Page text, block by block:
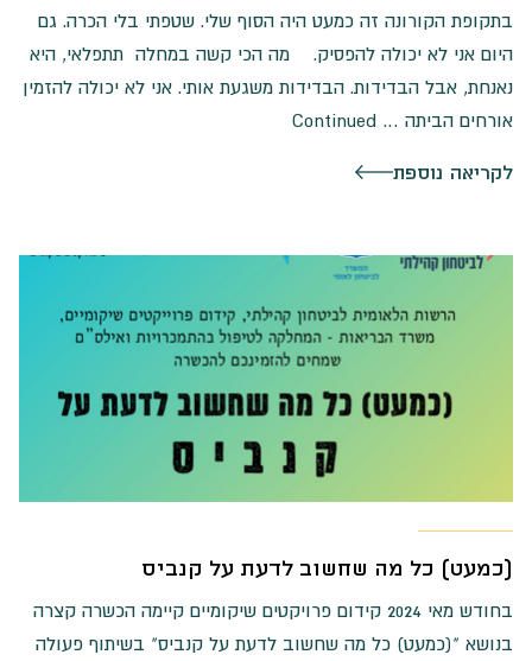
בתקופת הקורונה זה כמעט היה הסוף שלי. שטפתי בלי הכרה. גם
היום אני לא יכולה להפסיק. מה הכי קשה במחלה תתפלאי, היא
נאנחת, אבל הבדידות. הבדידות משגעת אותי. אני לא יכולה להזמין
אורחים הביתה … Continued
לקריאה נוספת
(כמעט) כל מה שחשוב לדעת על קנביס
בחודש מאי 2024 קידום פרויקטים שיקומיים קיימה הכשרה קצרה
בנושא "(כמעט) כל מה שחשוב לדעת על קנביס" בשיתוף פעולה